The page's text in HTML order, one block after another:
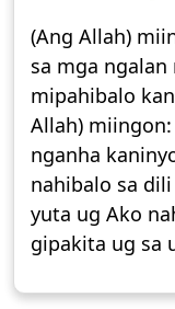
(Ang Allah)
sa mga
mipahibalo
Allah)
nganha
nahibalo sa
yuta ug Ako
gipakita ug sa